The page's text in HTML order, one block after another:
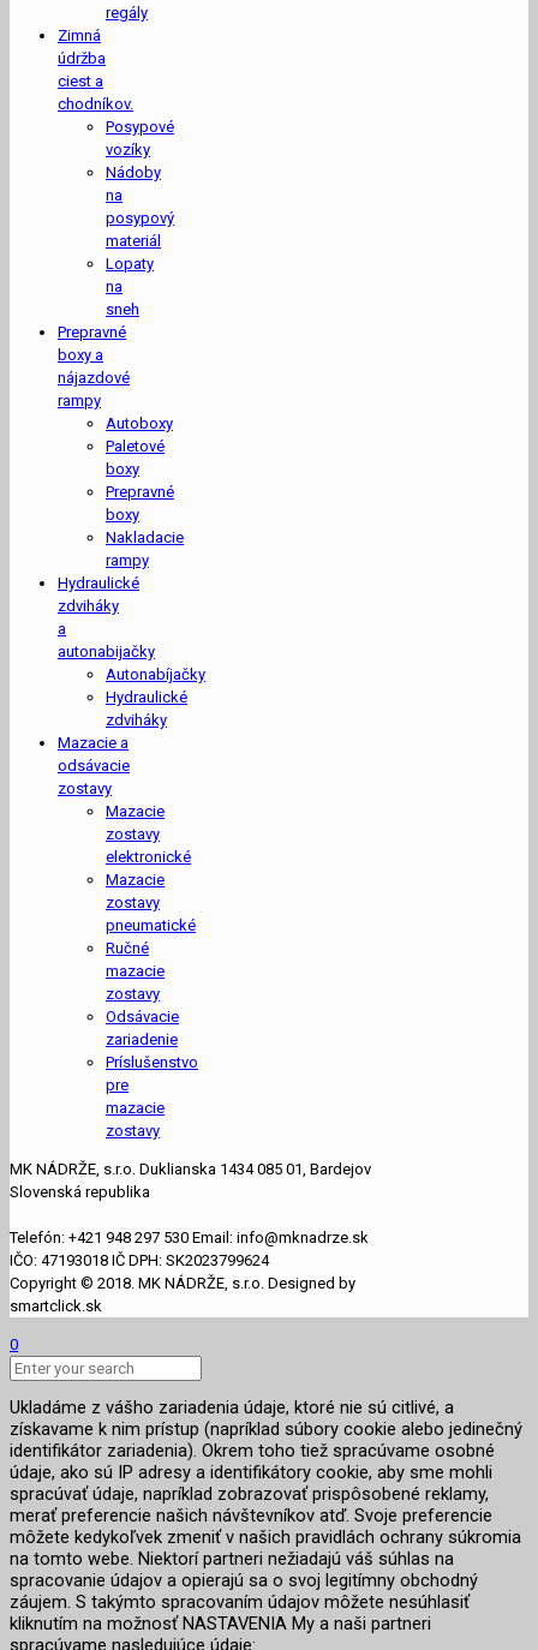
regály
Zimná
údržba
ciest a
chodníkov.
Posypové
vozíky
Nádoby
na
posypový
materiál
Lopaty
na
sneh
Prepravné
boxy a
nájazdové
rampy
Autoboxy
Paletové
boxy
Prepravné
boxy
Nakladacie
rampy
Hydraulické
zdviháky
a
autonabijačky
Autonabíjačky
Hydraulické
zdviháky
Mazacie a
odsávacie
zostavy
Mazacie
zostavy
elektronické
Mazacie
zostavy
pneumatické
Ručné
mazacie
zostavy
Odsávacie
zariadenie
Príslušenstvo
pre
mazacie
zostavy
MK NÁDRŽE, s.r.o. Duklianska 1434 085 01, Bardejov
Slovenská republika
Telefón: +421 948 297 530 Email: info@mknadrze.sk
IČO: 47193018 IČ DPH: SK2023799624
Copyright © 2018. MK NÁDRŽE, s.r.o. Designed by
smartclick.sk
0
Ukladáme z vášho zariadenia údaje, ktoré nie sú citlivé, a
získavame k nim prístup (napríklad súbory cookie alebo jedinečný
identifikátor zariadenia). Okrem toho tiež spracúvame osobné
údaje, ako sú IP adresy a identifikátory cookie, aby sme mohli
spracúvať údaje, napríklad zobrazovať prispôsobené reklamy,
merať preferencie našich návštevníkov atď. Svoje preferencie
môžete kedykoľvek zmeniť v našich pravidlách ochrany súkromia
na tomto webe. Niektorí partneri nežiadajú váš súhlas na
spracovanie údajov a opierajú sa o svoj legitímny obchodný
záujem. S takýmto spracovaním údajov môžete nesúhlasiť
kliknutím na možnosť NASTAVENIA My a naši partneri
spracúvame nasledujúce údaje: